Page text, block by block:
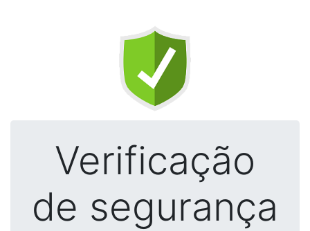
Verificação
de segurança